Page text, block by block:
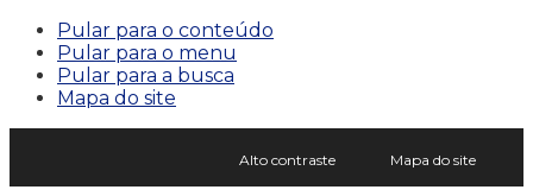
Pular para o conteúdo
Pular para o menu
Pular para a busca
Mapa do site
Alto contraste Mapa do site